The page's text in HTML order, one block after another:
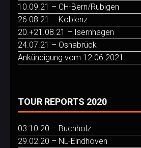
10.09.21 – CH-Bern/Rubigen
26.08.21 – Koblenz
20.+21.08.21 – Isernhagen
24.07.21 – Osnabrück
Ankündigung vom 12.06.2021
TOUR REPORTS 2020
03.10.20 – Buchholz
29.02.20 – NL-Eindhoven